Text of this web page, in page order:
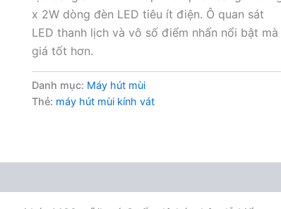
x 2W dòng đèn LED tiêu ít điện. Ô quan sát
LED thanh lịch và vô số điểm nhấn nổi bật mà
giá tốt hơn.
Danh mục: Máy hút mùi
Thẻ: máy hút mùi kính vát